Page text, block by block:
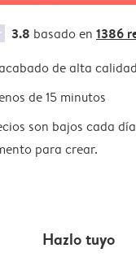
3.8 basado en 1386
de alta calidad
de 15 minutos
son bajos cada
para crear.
Hazlo tuyo